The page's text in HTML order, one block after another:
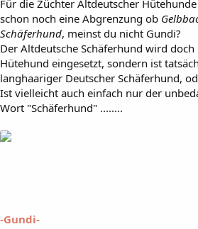
Für die Züchter Altdeutscher
schon noch eine Abgrenzung ob
Schäferhund, meinst du nicht Gundi?
Der Altdeutsche Schäferhund wird doch
Hütehund eingesetzt, sondern ist
langhaariger Deutscher Schäferhund,
Ist vielleicht auch einfach nur der
Wort "Schäferhund" ........
-Gundi-